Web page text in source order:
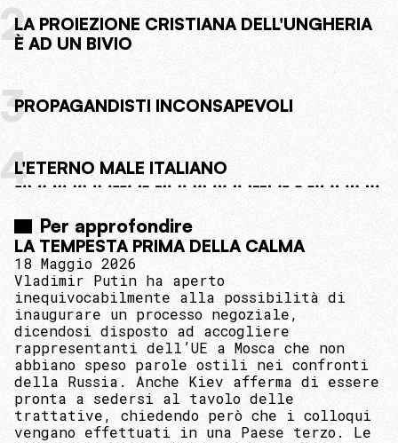
2LA PROIEZIONE CRISTIANA DELL'UNGHERIA
È AD UN BIVIO
3PROPAGANDISTI INCONSAPEVOLI
4L'ETERNO MALE ITALIANO
Per approfondire
LA TEMPESTA PRIMA DELLA CALMA
18 Maggio 2026
Vladimir Putin ha aperto
inequivocabilmente alla possibilità di
inaugurare un processo negoziale,
dicendosi disposto ad accogliere
rappresentanti dell’UE a Mosca che non
abbiano speso parole ostili nei confronti
della Russia. Anche Kiev afferma di essere
pronta a sedersi al tavolo delle
trattative, chiedendo però che i colloqui
vengano effettuati in una Paese terzo. Le